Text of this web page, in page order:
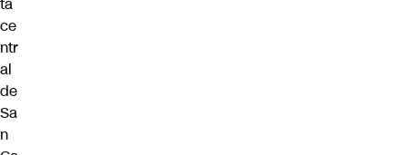
ce
ntr
al
de
Sa
n